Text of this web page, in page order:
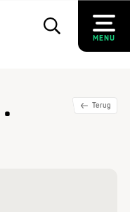
MENU
Terug